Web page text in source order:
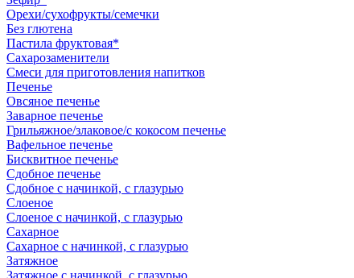
Орехи/сухофрукты/семечки
Без глютена
Пастила фруктовая*
Сахарозаменители
Смеси для приготовления напитков
Печенье
Овсяное печенье
Заварное печенье
Грильяжное/злаковое/с кокосом печенье
Вафельное печенье
Бисквитное печенье
Сдобное печенье
Сдобное с начинкой, с глазурью
Слоеное
Слоеное с начинкой, с глазурью
Сахарное
Сахарное с начинкой, с глазурью
Затяжное
Затяжное с начинкой ,с глазурью